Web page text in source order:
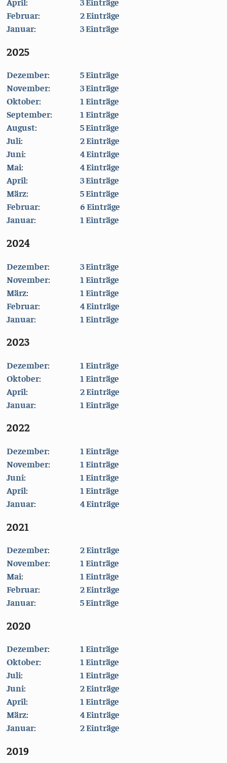
Februar:
2 Einträge
Januar: 3 Einträge
2025
Dezember:
5 Einträge
November:
3 Einträge
Oktober:
1 Einträge
September:
1 Einträge
August:
5 Einträge
Juli:
2 Einträge
Juni:
4 Einträge
Mai:
4 Einträge
April:
3 Einträge
März:
5 Einträge
Februar:
6 Einträge
Januar: 1 Einträge
2024
Dezember:
3 Einträge
November:
1 Einträge
März:
1 Einträge
Februar:
4 Einträge
Januar: 1 Einträge
2023
Dezember:
1 Einträge
Oktober:
1 Einträge
April:
2 Einträge
Januar: 1 Einträge
2022
Dezember:
1 Einträge
November:
1 Einträge
Juni:
1 Einträge
April:
1 Einträge
Januar: 4 Einträge
2021
Dezember:
2 Einträge
November:
1 Einträge
Mai:
1 Einträge
Februar:
2 Einträge
Januar: 5 Einträge
2020
Dezember:
1 Einträge
Oktober:
1 Einträge
Juli:
1 Einträge
Juni:
2 Einträge
April:
1 Einträge
März:
4 Einträge
Januar: 2 Einträge
2019